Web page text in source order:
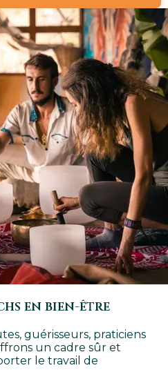
en bien-être
guérisseurs, praticiens
un cadre sûr et
le travail de